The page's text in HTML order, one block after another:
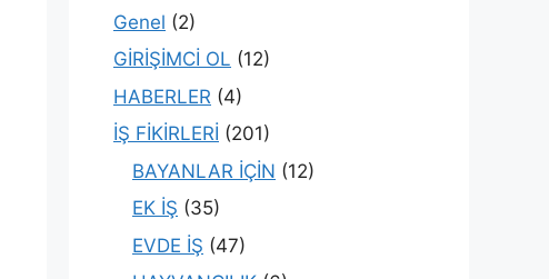
Genel (2)
GİRİŞİMCİ OL (12)
HABERLER (4)
İŞ FİKİRLERİ (201)
BAYANLAR İÇİN (12)
EK İŞ (35)
EVDE İŞ (47)